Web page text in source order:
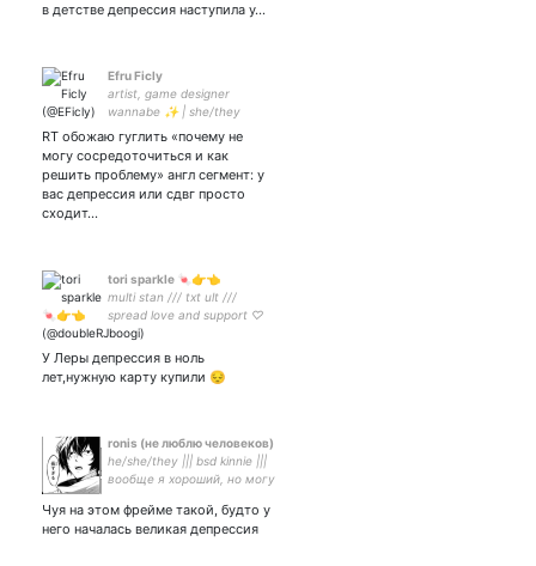
в детстве депрессия наступила у…
Efru Ficly
artist, game designer
wannabe ✨ | she/they
RT обожаю гуглить «почему не
могу сосредоточиться и как
решить проблему» англ сегмент: у
вас депрессия или сдвг просто
сходит…
tori sparkle 🍬👉👈
multi stan /// txt ult ///
spread love and support ♡
namjin enthusiast ~ 🍀 fan
У Леры депрессия в ноль
лет,нужную карту купили 😔
ronis (не люблю человеков)
he/she/they ||| bsd kinnie |||
вообще я хороший, но могу
Чуя на этом фрейме такой, будто у
него началась великая депрессия